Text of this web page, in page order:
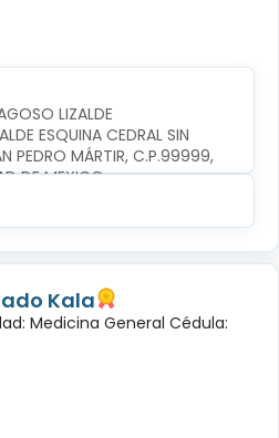
LIZALDE
ESQUINA CEDRAL SIN
PEDRO MÁRTIR, C.P.99999,
DE MEXICO
Kala
Medicina General Cédula: